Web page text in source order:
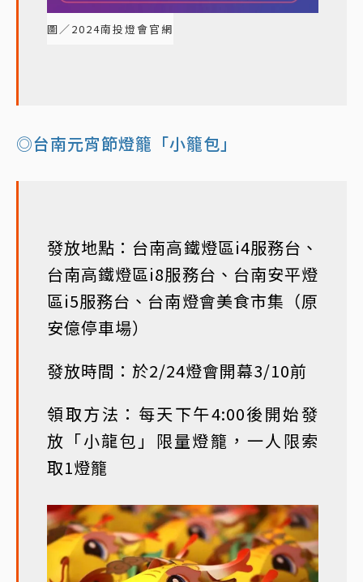
圖／2024南投燈會官網
◎台南元宵節燈籠「小籠包」
發放地點：台南高鐵燈區i4服務台、
台南高鐵燈區i8服務台、台南安平燈
區i5服務台、台南燈會美食市集（原
安億停車場）
發放時間：於2/24燈會開幕3/10前
領取方法：每天下午4:00後開始發
放「小龍包」限量燈籠，一人限索
取1燈籠